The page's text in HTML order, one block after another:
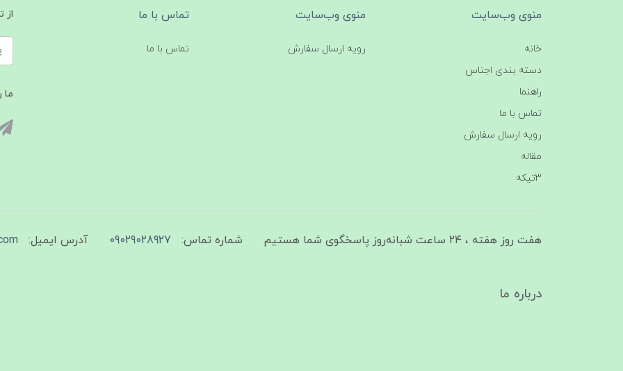
منوی وب‌سایت
خانه
دسته بندی اجناس
راهنما
تماس با ما
رویه ارسال سفارش
مقاله
3تیکه
منوی وب‌سایت
رویه ارسال سفارش
تماس با ما
تماس با ما
از
ما
هفت روز هفته ، ۲۴ ساعت شبانه‌روز پاسخگوی شما هستیم شماره تماس: 09029028927 آدرس ایمیل:
درباره ما